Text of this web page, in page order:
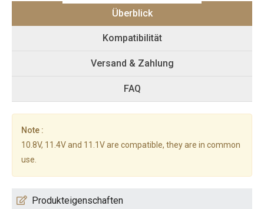
Überblick
Kompatibilität
Versand & Zahlung
FAQ
Note :
10.8V, 11.4V and 11.1V are compatible, they are in common
use.
Produkteigenschaften